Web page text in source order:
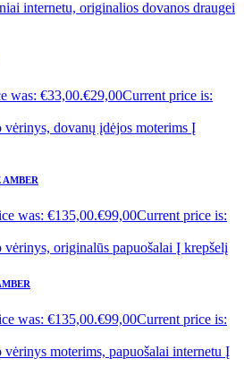
was: €33,00.€29,00Current price is:
Į
AMBER
was: €135,00.€99,00Current price is:
Į krepšelį
was: €135,00.€99,00Current price is:
Į